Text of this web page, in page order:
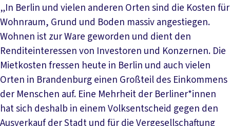
„In Berlin und vielen anderen Orten sind die Kosten für
Wohnraum, Grund und Boden massiv angestiegen.
Wohnen ist zur Ware geworden und dient den
Renditeinteressen von Investoren und Konzernen. Die
Mietkosten fressen heute in Berlin und auch vielen
Orten in Brandenburg einen Großteil des Einkommens
der Menschen auf. Eine Mehrheit der Berliner*innen
hat sich deshalb in einem Volksentscheid gegen den
Ausverkauf der Stadt und für die Vergesellschaftung